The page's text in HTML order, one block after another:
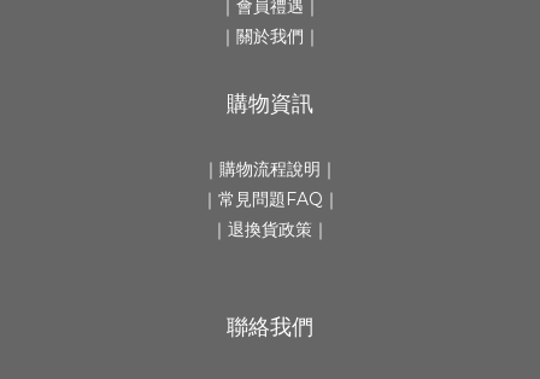
｜會員禮遇｜
｜ 關於我們 ｜
購物資訊
｜ 購物流程說明 ｜
｜ 常見問題FAQ ｜
｜ 退換貨政策 ｜
聯絡我們